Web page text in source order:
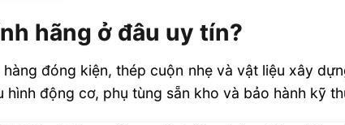
3.5 tấn
sản
hãng ở đâu uy tín?
đóng kiện, thép cuộn nhẹ và vật liệu xây
động cơ, phụ tùng sẵn kho và bảo hành kỹ